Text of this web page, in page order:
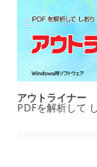
アウトライナー
PDFを解析して